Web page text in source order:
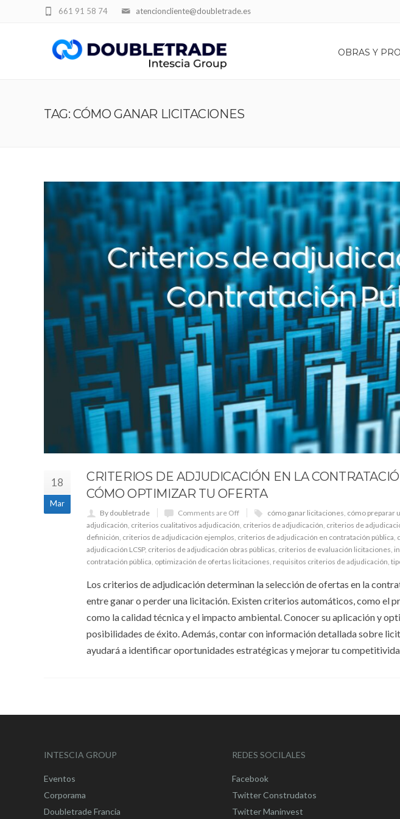
atencioncliente@doubletrade.es
661 91 58 74
OBRAS Y
TAG: CÓMO GANAR LICITACIONES
18
Mar
CRITERIOS DE ADJUDICACIÓN EN LA
CÓMO OPTIMIZAR TU OFERTA
By doubletrade Comments are Off cómo ganar licitaciones cómo preparar
adjudicación criterios cualitativos adjudicación criterios de adjudicación criterios de
definición criterios de adjudicación ejemplos criterios de adjudicación en contratación pública
adjudicación LCSP, criterios de adjudicación obras públicas criterios de evaluación licitaciones
contratación pública optimización de ofertas licitaciones requisitos criterios de adjudicación
Los criterios de adjudicación determinan la selección de ofertas en la
entre ganar o perder una licitación. Existen criterios automáticos, como el
como la calidad técnica y el impacto ambiental. Conocer su aplicación y
posibilidades de éxito. Además, contar con información detallada sobre
ayudará a identificar oportunidades estratégicas y mejorar tu
INTESCIA GROUP
Eventos
Corporama
Doubletrade Francia
REDES SOCILALES
Facebook
Twitter Construdatos
Twitter Maninvest